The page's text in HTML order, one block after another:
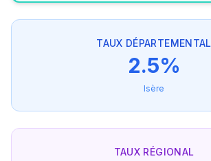
TAUX DÉPARTEMENTAL
2.5%
Isère
TAUX RÉGIONAL